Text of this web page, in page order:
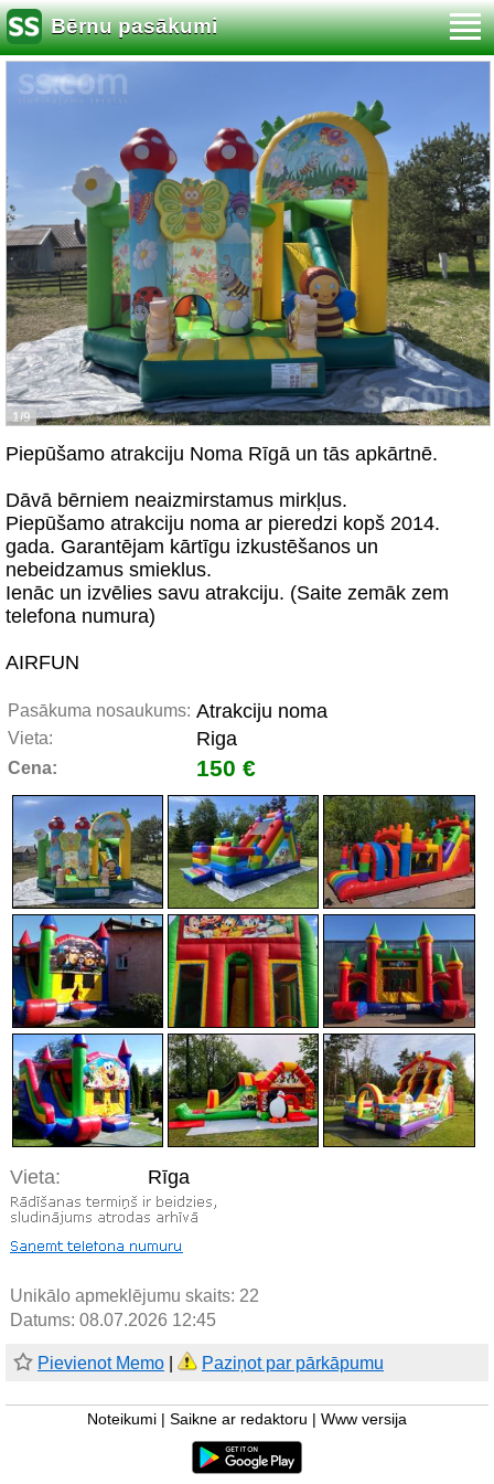
Bērnu pasākumi
1/9
Piepūšamo atrakciju Noma Rīgā un tās apkārtnē.
Dāvā bērniem neaizmirstamus mirkļus.
Piepūšamo atrakciju noma ar pieredzi kopš 2014.
gada. Garantējam kārtīgu izkustēšanos un
nebeidzamus smieklus.
Ienāc un izvēlies savu atrakciju. (Saite zemāk zem
telefona numura)
AIRFUN
Pasākuma nosaukums: Atrakciju noma
Vieta: Riga
Cena: 150 €
Vieta: Rīga
Unikālo apmeklējumu skaits: 22
Datums: 08.07.2026 12:45
Pievienot Memo Paziņot par pārkāpumu
Noteikumi Saikne ar redaktoru Www versija